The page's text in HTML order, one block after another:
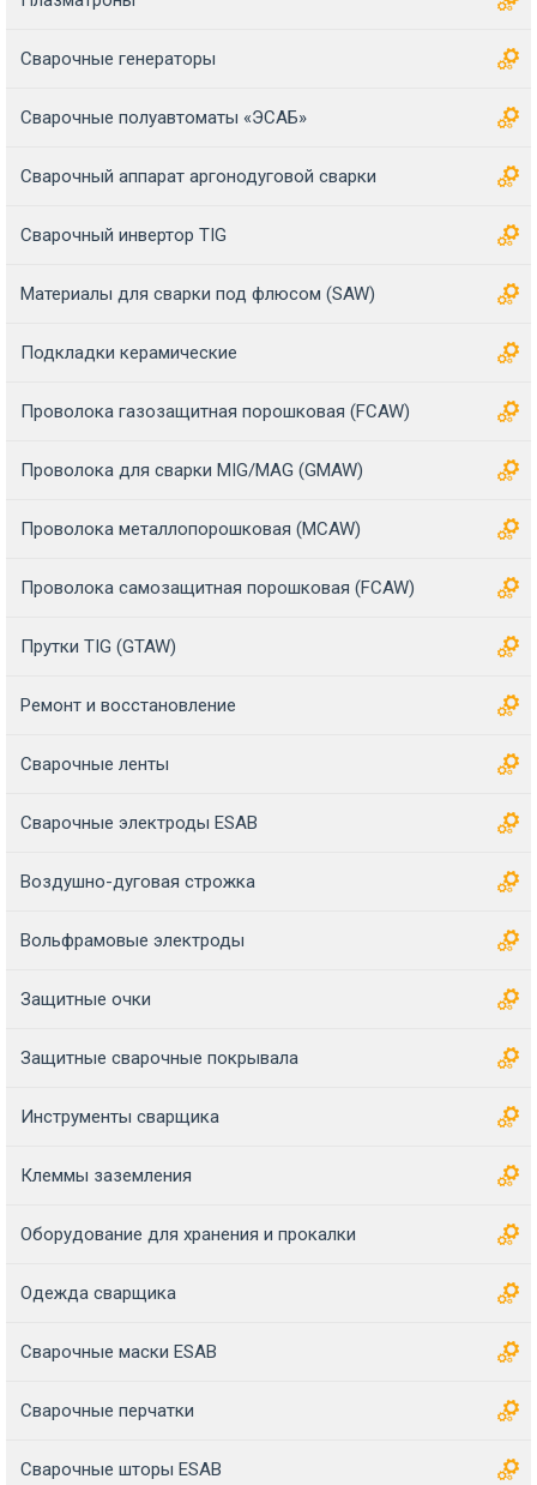
Сварочные генераторы
Сварочные полуавтоматы «ЭСАБ»
Сварочный аппарат аргонодуговой сварки
Сварочный инвертор TIG
Материалы для сварки под флюсом (SAW)
Подкладки керамические
Проволока газозащитная порошковая (FCAW)
Проволока для сварки MIG/MAG (GMAW)
Проволока металлопорошковая (MCAW)
Проволока самозащитная порошковая (FCAW)
Прутки TIG (GTAW)
Ремонт и восстановление
Сварочные ленты
Сварочные электроды ESAB
Воздушно-дуговая строжка
Вольфрамовые электроды
Защитные очки
Защитные сварочные покрывала
Инструменты сварщика
Клеммы заземления
Оборудование для хранения и прокалки
Одежда сварщика
Сварочные маски ESAB
Сварочные перчатки
Сварочные шторы ESAB